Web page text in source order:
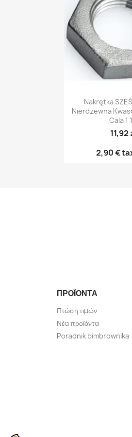
Γρήγορη
Nakrętka
Nierdzewna
Cala 1
11,92
2,90 €
ΠΡΟΪΌΝΤΑ
Πτώση τιμών
Νέα προϊόντα
Poradnik bimbrownika